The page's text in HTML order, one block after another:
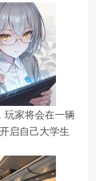
玩家将会在一辆
启自己大学生